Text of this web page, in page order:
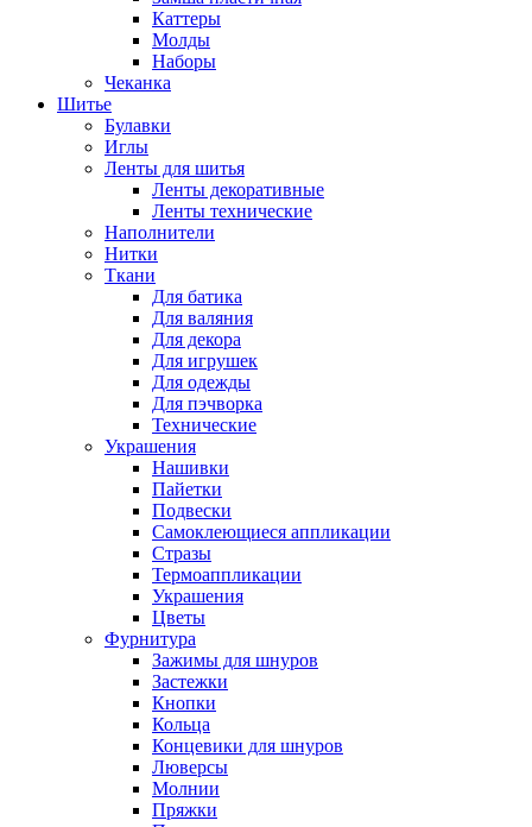
Каттеры
Молды
Наборы
Чеканка
Шитье
Булавки
Иглы
Ленты для шитья
Ленты декоративные
Ленты технические
Наполнители
Нитки
Ткани
Для батика
Для валяния
Для декора
Для игрушек
Для одежды
Для пэчворка
Технические
Украшения
Нашивки
Пайетки
Подвески
Самоклеющиеся аппликации
Стразы
Термоаппликации
Украшения
Цветы
Фурнитура
Зажимы для шнуров
Застежки
Кнопки
Кольца
Концевики для шнуров
Люверсы
Молнии
Пряжки